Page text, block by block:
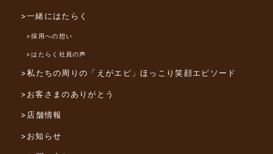
>一緒にはたらく
>採用への想い
>はたらく社員の声
>私たちの周りの「えがエピ」ほっこり笑顔エピソード
>お客さまのありがとう
>店舗情報
>お知らせ